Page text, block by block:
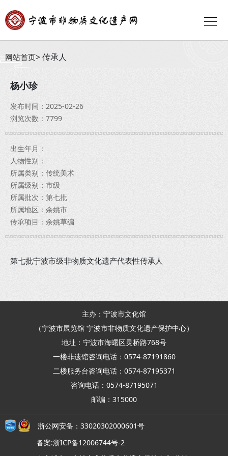
网站首页 传承人
杨小珍
发布时间：2025-02-26
浏览次数：7799
出生年月：
人物性别：
所属类别：传统美术
所属级别：市级
所属批次：第七批
所属地区：余姚市
传承项目：余姚草编
第七批宁波市级非物质文化遗产代表性传承人
主办：宁波市文化馆
（宁波市展览馆 宁波市非物质文化遗产保护中心）
地址：宁波市海曙区灵桥路768号
一楼非遗馆咨询电话：0574-87191860
二楼服务台咨询电话：0574-87195371
咨询电话：0574-87195071
邮编：315000
浙公网安备：33020302000601号
备案:浙ICP备12006744号-2